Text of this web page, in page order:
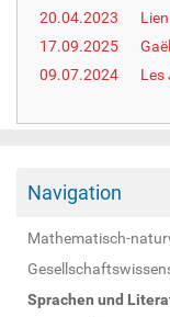
:
20.04.2023
17.09.2025
09.07.2024
Les
Navigation
Mathematisch-
Sprachen und